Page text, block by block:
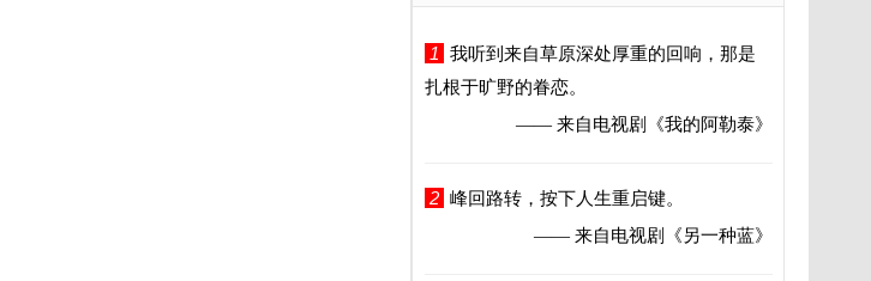
1
我听到来自草原深处厚重的回响，那是
扎根于旷野的眷恋。
—— 来自电视剧
《我的阿勒泰》
2 峰回路转，按下人生重启键。
—— 来自电视剧
《另一种蓝》